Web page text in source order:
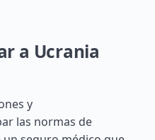
a Ucrania
y
las normas de